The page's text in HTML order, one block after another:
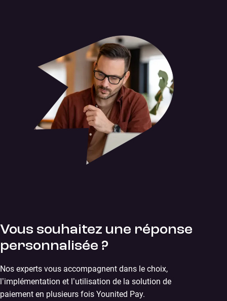
Vous souhaitez une réponse
personnalisée ?
Nos experts vous accompagnent dans le choix,
l’implémentation et l’utilisation de la solution de
paiement en plusieurs fois Younited Pay.